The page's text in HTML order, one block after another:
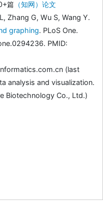
篇（知网）论文
Zhang G, Wu S, Wang Y.
graphing. PLoS One.
PMID:
(last
analysis and visualization.
Biotechnology Co., Ltd.)